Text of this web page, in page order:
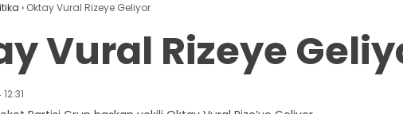
› Oktay Vural Rizeye Geliyor
Vural Rizeye